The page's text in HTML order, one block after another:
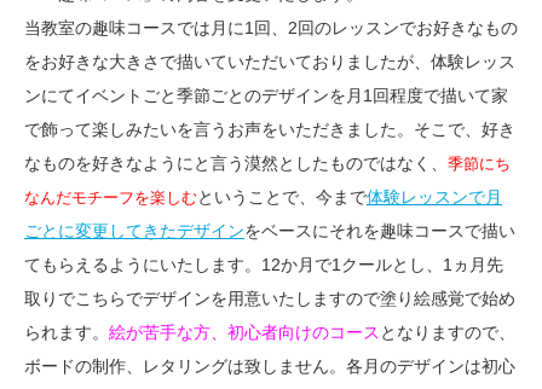
当教室の趣味コースでは月に1回、2回のレッスンでお好きなもの
をお好きな大きさで描いていただいておりましたが、体験レッス
ンにてイベントごと季節ごとのデザインを月1回程度で描いて家
で飾って楽しみたいを言うお声をいただきました。そこで、好き
なものを好きなようにと言う漠然としたものではなく、 季節にち
なんだモチーフを楽しむということで、今まで体験レッスンで月
ごとに変更してきたデザインをベースにそれを趣味コースで描い
てもらえるようにいたします。12か月で1クールとし、1ヵ月先
取りでこちらでデザインを用意いたしますので塗り絵感覚で始め
られます。 絵が苦手な方、初心者向けのコース となりますので、
ボードの制作、レタリングは致しません。各月のデザインは初心